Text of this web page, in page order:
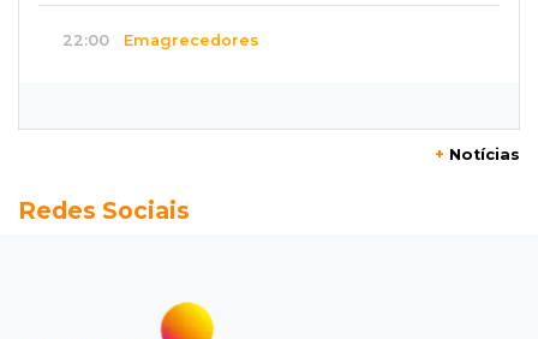
22:00 Emagrecedores
Granizo danifica telhados e plantações
Agregado
Inter perde para o Corinthians mas avança às
+ Notícias
Redes Sociais